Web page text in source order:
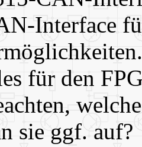
Interface
für den
sie ggf. auf?